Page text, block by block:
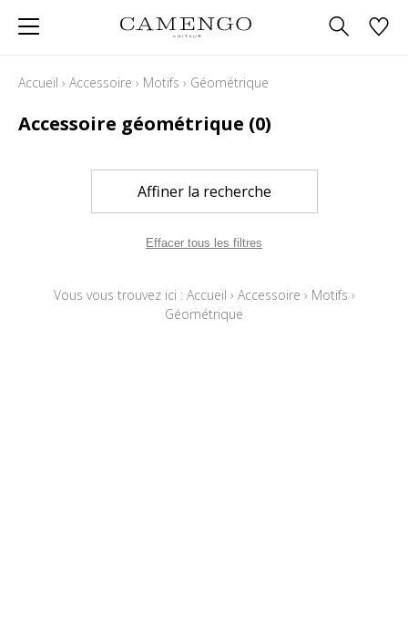
Accueil › Accessoire › Motifs › Géométrique
Accessoire géométrique (0)
Affiner la recherche
Effacer tous les filtres
Vous vous trouvez ici : Accueil › Accessoire › Motifs ›
Géométrique